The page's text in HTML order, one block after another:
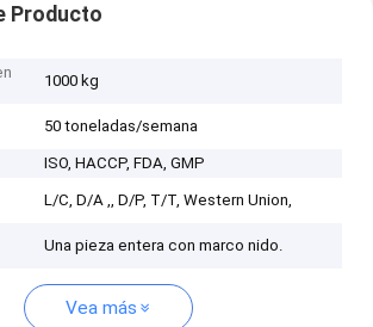
Producto
1000 kg
50 toneladas/semana
ISO, HACCP, FDA, GMP
L/C, D/A ,, D/P, T/T, Western Union,
Una pieza entera con marco nido.
Vea más